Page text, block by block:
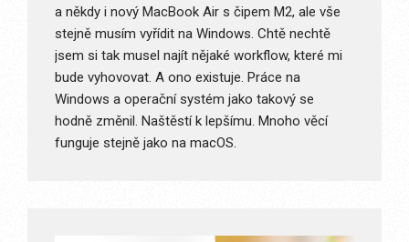
a někdy i nový MacBook Air s čipem M2, ale vše
stejně musím vyřídit na Windows. Chtě nechtě
jsem si tak musel najít nějaké workflow, které mi
bude vyhovovat. A ono existuje. Práce na
Windows a operační systém jako takový se
hodně změnil. Naštěstí k lepšímu. Mnoho věcí
funguje stejně jako na macOS.